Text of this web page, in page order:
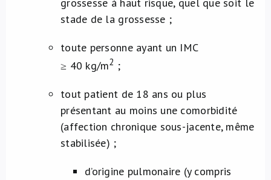
stade de la grossesse ;
toute personne ayant un IMC
≥ 40 kg/m2 ;
tout patient de 18 ans ou plus
présentant au moins une comorbidité
(affection chronique sous-jacente, même
stabilisée) ;
d’origine pulmonaire (y compris